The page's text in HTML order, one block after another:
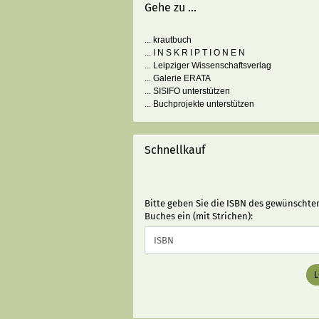
Gehe zu ...
... krautbuch
... I N S K R I P T I O N E N
... Leipziger Wissenschaftsverlag
... Galerie ERATA
... SISIFO unterstützen
... Buchprojekte unterstützen
Schnellkauf
BITTE
GEBEN
SIE
DIE
ISBN
Bitte geben Sie die ISBN des
Buches ein (mit Strichen):